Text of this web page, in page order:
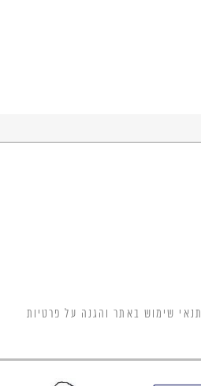
תנאי שימוש באתר והגנה על פרטיות